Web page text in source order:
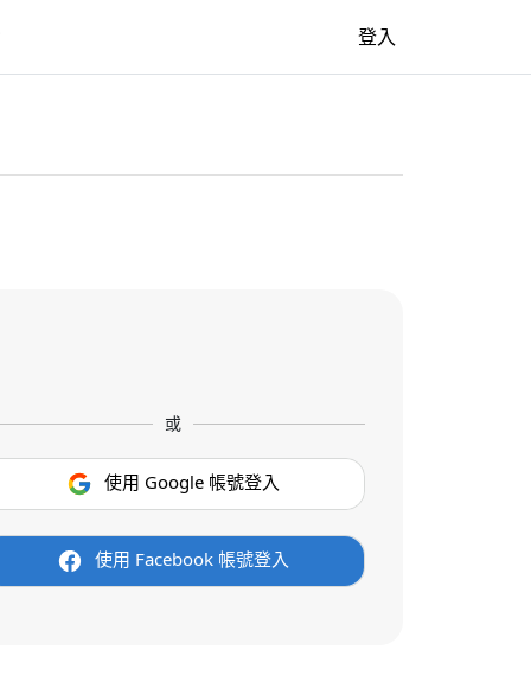
登入
或
使用 Google 帳號登入
使用 Facebook 帳號登入